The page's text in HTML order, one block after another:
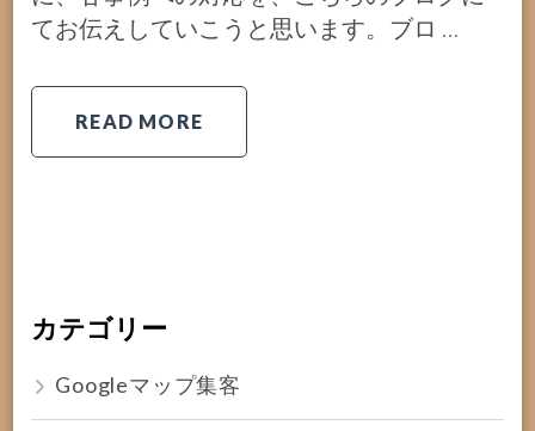
てお伝えしていこうと思います。ブロ …
READ MORE
カテゴリー
Googleマップ集客